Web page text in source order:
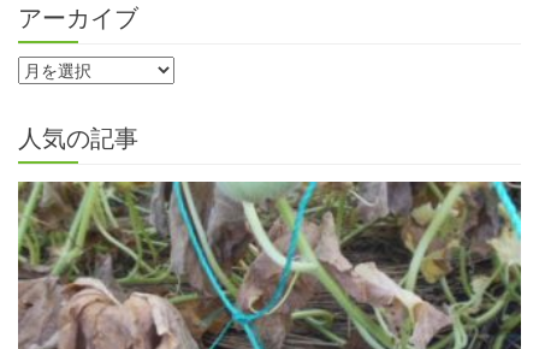
アーカイブ
人気の記事